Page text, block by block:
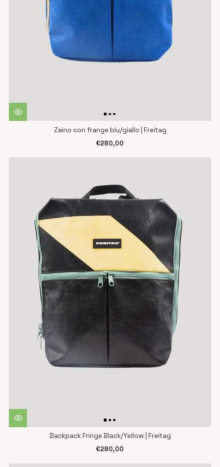
Zaino con frange blu/giallo | Freitag
€280,00
Backpack Fringe Black/Yellow | Freitag
€280,00